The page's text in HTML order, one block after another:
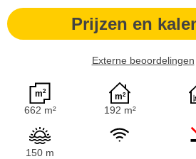
Prijzen en
Externe beoordelingen
662 m² 192 m²
150 m